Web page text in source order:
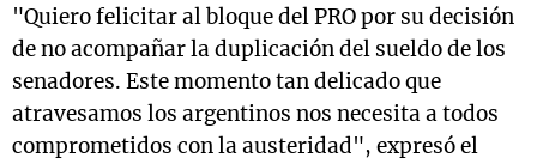
"Quiero felicitar al bloque del PRO por su decisión
de no acompañar la duplicación del sueldo de los
senadores. Este momento tan delicado que
atravesamos los argentinos nos necesita a todos
comprometidos con la austeridad", expresó el